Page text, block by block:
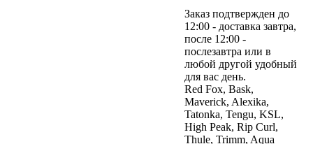
Заказ подтвержден до
12:00 - доставка завтра,
после 12:00 -
послезавтра или в
любой другой удобный
для вас день.
Red Fox, Bask,
Maverick, Alexika,
Tatonka, Tengu, KSL,
High Peak, Rip Curl,
Thule, Trimm, Aqua